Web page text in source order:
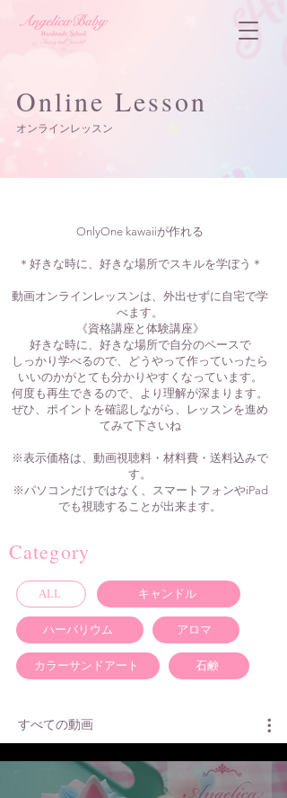
Online Lesson
オンラインレッスン
OnlyOne kawaiiが作れる
＊好きな時に、好きな場所でスキルを学ぼう＊
動画オンラインレッスンは、外出せずに自宅で学
べます。
《資格講座と体験講座》
好きな時に、好きな場所で自分のペースで
しっかり学べるので、どうやって作っていったら
いいのかがとても分かりやすくなっています。
何度も再生できるので、より理解が深まります。
ぜひ、ポイントを確認しながら、レッスンを進め
てみて下さいね
※表示価格は、動画視聴料・材料費・送料込みで
す。
※パソコンだけではなく、スマートフォンやiPad
でも視聴することが出来ます。
Category
ALL キャンドル
ハーバリウム アロマ
カラーサンドアート 石鹸
すべての動画